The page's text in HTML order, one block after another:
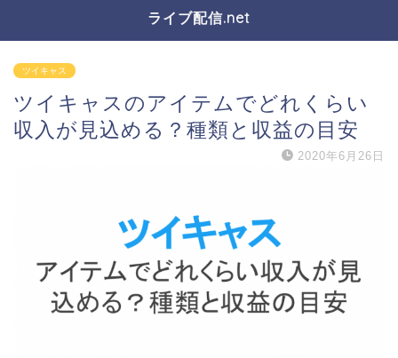
ライブ配信.net
ツイキャス
ツイキャスのアイテムでどれくらい
収入が見込める？種類と収益の目安
2020年6月26日